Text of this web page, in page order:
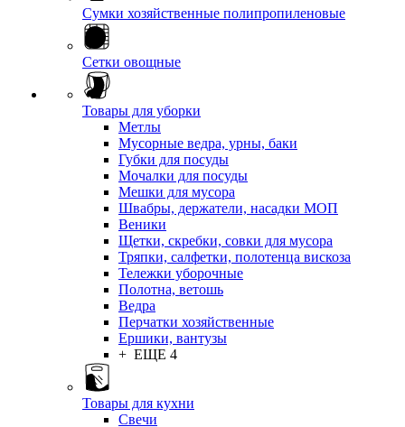
Сумки хозяйственные полипропиленовые
Сетки овощные
Товары для уборки
Метлы
Мусорные ведра, урны, баки
Губки для посуды
Мочалки для посуды
Мешки для мусора
Швабры, держатели, насадки МОП
Веники
Щетки, скребки, совки для мусора
Тряпки, салфетки, полотенца вискоза
Тележки уборочные
Полотна, ветошь
Ведра
Перчатки хозяйственные
Ершики, вантузы
+ ЕЩЕ 4
Товары для кухни
Свечи